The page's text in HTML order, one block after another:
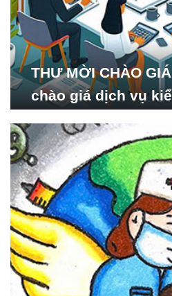
THƯ MỜI CHÀO
chào giá dịch vụ
Nghiên cứu Phát
hội_ISDS)